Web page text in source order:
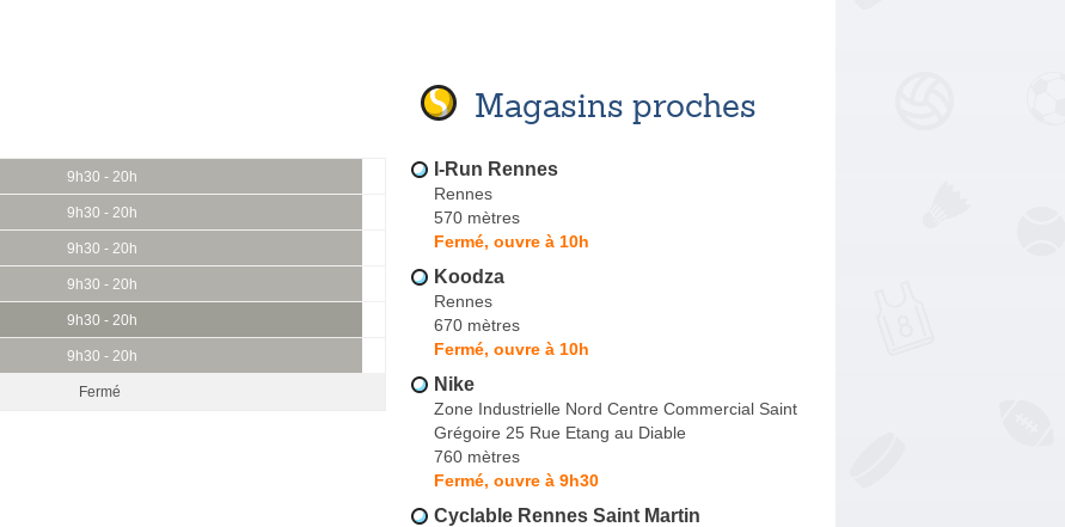
9h30 - 20h
9h30 - 20h
9h30 - 20h
9h30 - 20h
9h30 - 20h
9h30 - 20h
Fermé
Magasins proches
I-Run Rennes
Rennes
570 mètres
Fermé, ouvre à 10h
Koodza
Rennes
670 mètres
Fermé, ouvre à 10h
Nike
Zone Industrielle Nord Centre Commercial Saint
Grégoire 25 Rue Etang au Diable
760 mètres
Fermé, ouvre à 9h30
Cyclable Rennes Saint Martin